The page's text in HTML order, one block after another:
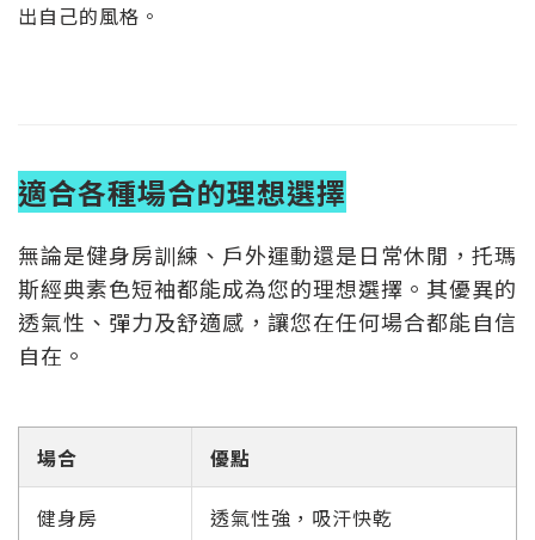
出自己的風格。
適合各種場合的理想選擇
無論是健身房訓練、戶外運動還是日常休閒，托瑪
斯經典素色短袖都能成為您的理想選擇。其優異的
透氣性、彈力及舒適感，讓您在任何場合都能自信
自在。
場合 優點
健身房 透氣性強，吸汗快乾